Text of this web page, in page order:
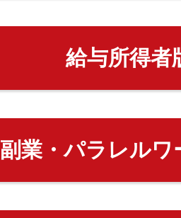
給与所得者
副業・パラレルワ